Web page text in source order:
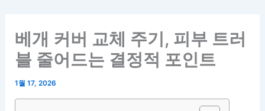
베개 커버 교체 주기, 피부 트러
블 줄어드는 결정적 포인트
1월 17, 2026